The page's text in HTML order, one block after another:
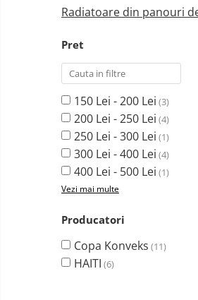
Condensare cu ACM
Termostate
Aparataj joasa tensiune
Comtec CAMILYA
Comtec STIL
Gewiss Chorus
Corpuri de iluminat
Sigurante automate
Radiatoare din panouri
Pret
150 Lei - 200 Lei (3)
200 Lei - 250 Lei (4)
250 Lei - 300 Lei (1)
300 Lei - 400 Lei (4)
400 Lei - 500 Lei (1)
Vezi mai multe
Producatori
Copa Konveks (11)
HAITI (6)